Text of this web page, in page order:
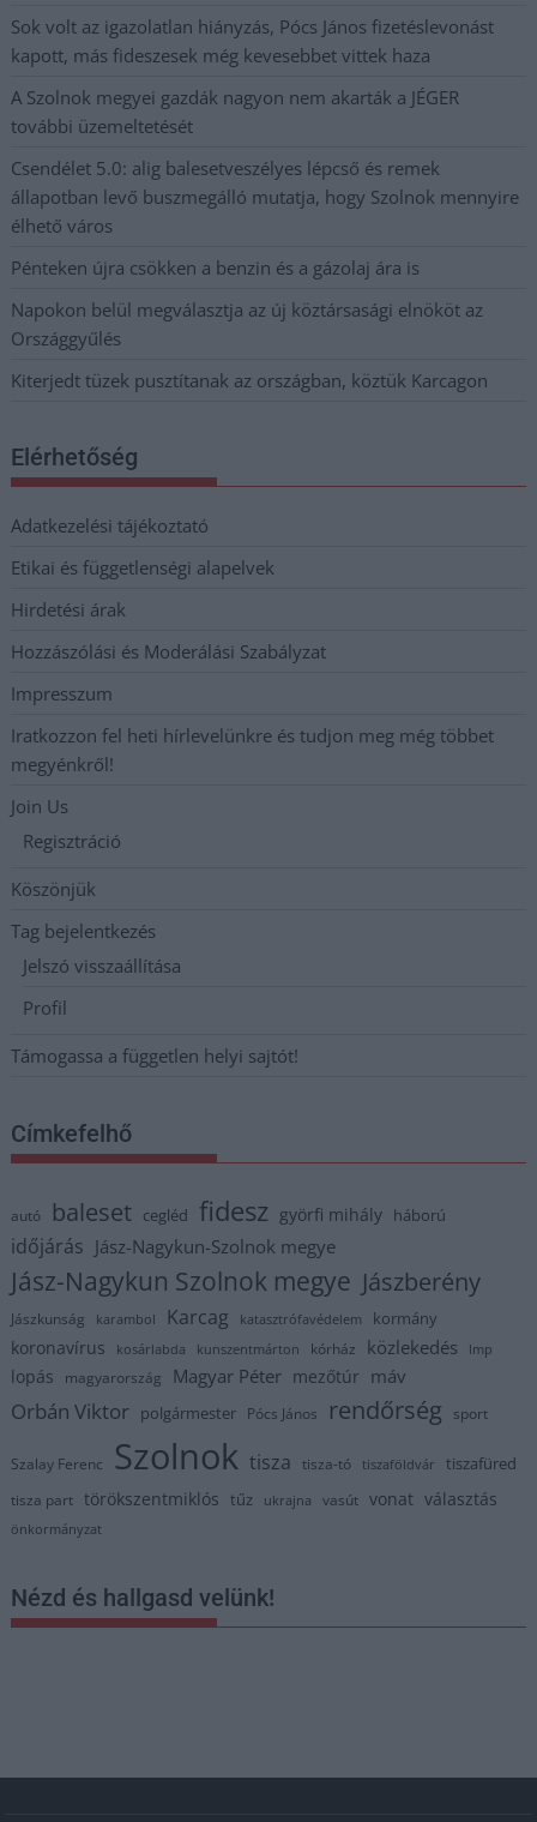
Sok volt az igazolatlan hiányzás, Pócs János fizetéslevonást
kapott, más fideszesek még kevesebbet vittek haza
A Szolnok megyei gazdák nagyon nem akarták a JÉGER
további üzemeltetését
Csendélet 5.0: alig balesetveszélyes lépcső és remek
állapotban levő buszmegálló mutatja, hogy Szolnok mennyire
élhető város
Pénteken újra csökken a benzin és a gázolaj ára is
Napokon belül megválasztja az új köztársasági elnököt az
Országgyűlés
Kiterjedt tüzek pusztítanak az országban, köztük Karcagon
Elérhetőség
Adatkezelési tájékoztató
Etikai és függetlenségi alapelvek
Hirdetési árak
Hozzászólási és Moderálási Szabályzat
Impresszum
Iratkozzon fel heti hírlevelünkre és tudjon meg még többet
megyénkről!
Join Us
Regisztráció
Köszönjük
Tag bejelentkezés
Jelszó visszaállítása
Profil
Támogassa a független helyi sajtót!
Címkefelhő
autó baleset cegléd fidesz györfi mihály háború
időjárás Jász-Nagykun-Szolnok megye
Jász-Nagykun Szolnok megye Jászberény
Jászkunság karambol Karcag katasztrófavédelem kormány
koronavírus kosárlabda kunszentmárton kórház közlekedés lmp
lopás magyarország Magyar Péter mezőtúr máv
Orbán Viktor polgármester Pócs János rendőrség sport
Szalay Ferenc Szolnok tisza tisza-tó tiszaföldvár tiszafüred
tisza part törökszentmiklós tűz ukrajna vasút vonat választás
önkormányzat
Nézd és hallgasd velünk!